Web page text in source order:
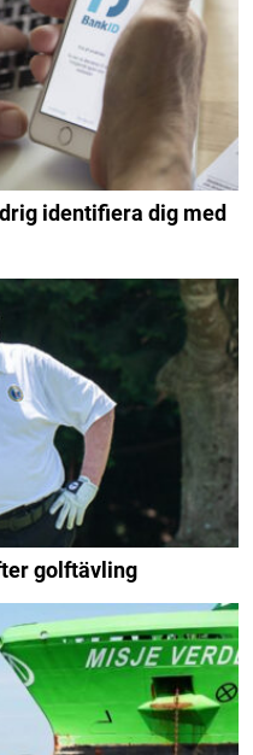
identifiera dig med
golftävling